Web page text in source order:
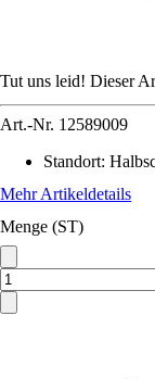
Tut uns leid! Dieser
Art.-Nr. 12589009
Standort:
Mehr Artikeldetails
Menge (ST)